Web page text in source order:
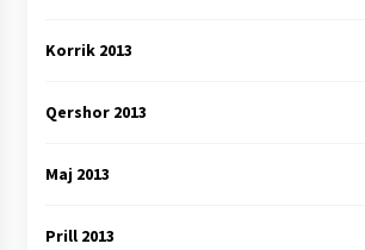
Korrik 2013
Qershor 2013
Maj 2013
Prill 2013